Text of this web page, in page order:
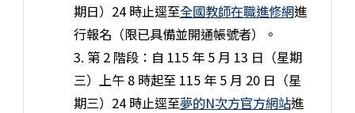
期日）24 時止逕至全國教師在職進修網進
行報名（限已具備並開通帳號者）。
3. 第 2 階段：自 115 年 5 月 13 日（星期
三）上午 8 時起至 115 年 5 月 20 日（星
期三）24 時止逕至夢的N次方官方網站進